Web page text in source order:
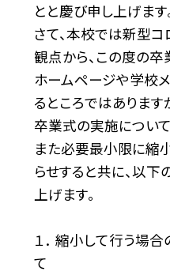
とと慶び申し上げます
さて、本校では新型
観点から、この度の
ホームページや学校
るところではありま
卒業式の実施につい
また必要最小限に縮
らせすると共に、以
上げます。
１． 縮小して行う場